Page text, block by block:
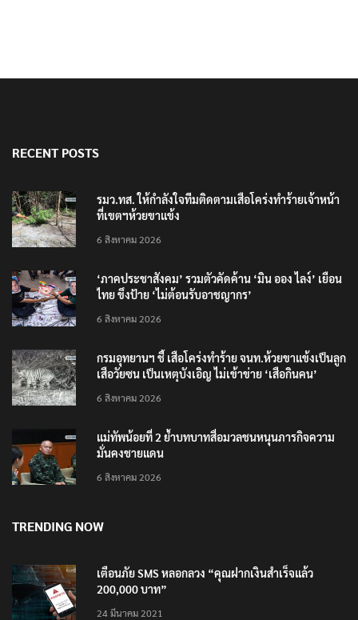
RECENT POSTS
รมว.ทส. ให้กำลังใจทีมติดตามเสือโคร่งทำร้ายเจ้าหน้า
ที่เขตฯห้วยขาแข้ง
6 สิงหาคม 2026
‘ภาคประชาสังคม’ รวมตัวคัดค้าน ‘มิน ออง ไลง์’ เยือน
ไทย ขึงป้าย ‘ไม่ต้อนรับอาชญากร’
6 สิงหาคม 2026
กรมอุทยานฯ ชี้ เสือโคร่งทำร้าย จนท.ห้วยขาแข้งเป็นลูก
เสือวัยซน เป็นเหตุบังเอิญ ไม่เข้าข่าย ‘เสือกินคน’
6 สิงหาคม 2026
แม่ทัพน้อยที่ 2 ย้ำบทบาทสื่อมวลชนหนุนภารกิจความ
มั่นคงชายแดน
6 สิงหาคม 2026
TRENDING NOW
เตือนภัย SMS หลอกลวง “คุณฝากเงินสำเร็จแล้ว
200,000 บาท”
24 มีนาคม 2021